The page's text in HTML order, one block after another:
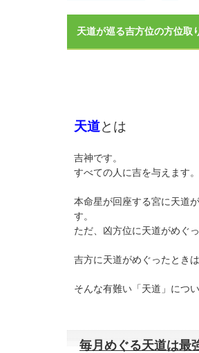
天道が巡る吉方位の方位取
天道とは
吉神です。
すべての人に吉を与えます。
本命星が回座する宮に天道
す。
ただ、凶方位に天道がめぐ
吉方に天道がめぐったとき
そんな有難い「天道」につ
毎月めぐる天道は最